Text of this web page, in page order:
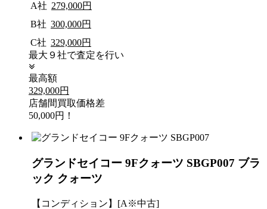
A社 279,000円
B社 300,000円
C社 329,000円
最大９社で査定を行い
最高額
329,000円
店舗間買取価格差
50,000円！
グランドセイコー 9Fクォーツ SBGP007 ブラ
ック クォーツ
【コンディション】[A※中古]